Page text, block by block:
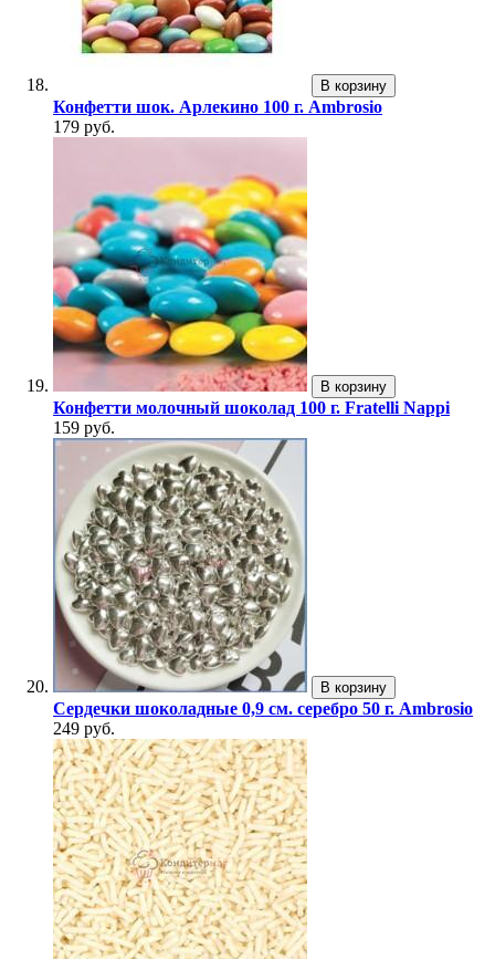
В корзину
Конфетти шок. Арлекино 100 г. Ambrosio
179 руб.
В корзину
Конфетти молочный шоколад 100 г. Fratelli Nappi
159 руб.
В корзину
Сердечки шоколадные 0,9 см. серебро 50 г. Ambrosio
249 руб.